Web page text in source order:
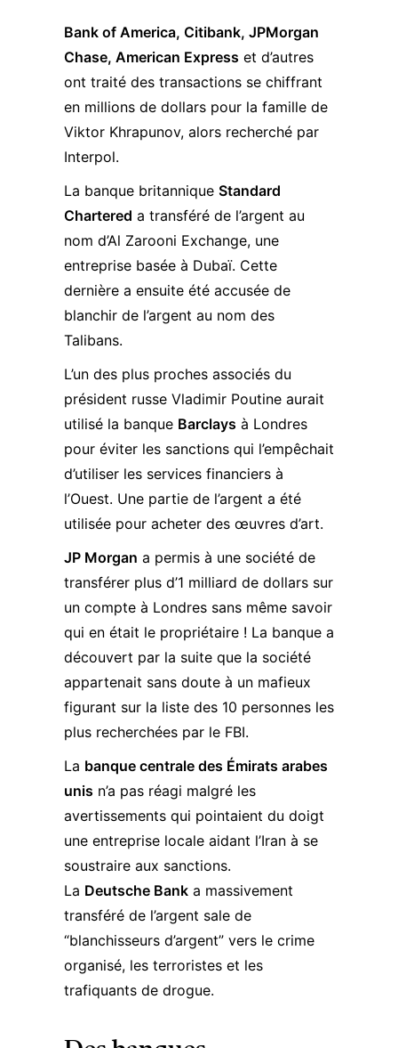
Bank of America, Citibank, JPMorgan
Chase, American Express et d’autres
ont traité des transactions se chiffrant
en millions de dollars pour la famille de
Viktor Khrapunov, alors recherché par
Interpol.
La banque britannique Standard
Chartered a transféré de l’argent au
nom d’Al Zarooni Exchange, une
entreprise basée à Dubaï. Cette
dernière a ensuite été accusée de
blanchir de l’argent au nom des
Talibans.
L’un des plus proches associés du
président russe Vladimir Poutine aurait
utilisé la banque Barclays à Londres
pour éviter les sanctions qui l’empêchait
d’utiliser les services financiers à
l’Ouest. Une partie de l’argent a été
utilisée pour acheter des œuvres d’art.
JP Morgan a permis à une société de
transférer plus d’1 milliard de dollars sur
un compte à Londres sans même savoir
qui en était le propriétaire ! La banque a
découvert par la suite que la société
appartenait sans doute à un mafieux
figurant sur la liste des 10 personnes les
plus recherchées par le FBI.
La banque centrale des Émirats arabes
unis n’a pas réagi malgré les
avertissements qui pointaient du doigt
une entreprise locale aidant l’Iran à se
soustraire aux sanctions.
La Deutsche Bank a massivement
transféré de l’argent sale de
“blanchisseurs d’argent” vers le crime
organisé, les terroristes et les
trafiquants de drogue.